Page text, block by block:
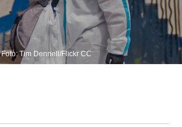
Foto: Tim Dennell/Flickr CC